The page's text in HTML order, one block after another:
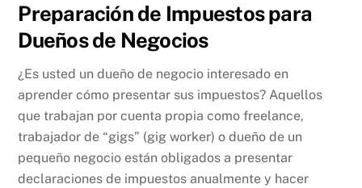
Preparación de Impuestos para
Dueños de Negocios
¿Es usted un dueño de negocio interesado en
aprender cómo presentar sus impuestos? Aquellos
que trabajan por cuenta propia como freelance,
trabajador de “gigs” (gig worker) o dueño de un
pequeño negocio están obligados a presentar
declaraciones de impuestos anualmente y hacer